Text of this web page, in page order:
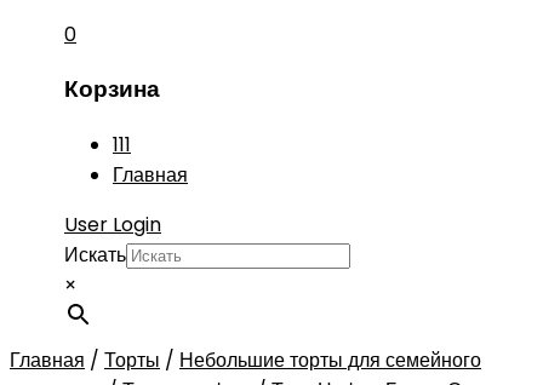
0
Корзина
111
Главная
User Login
Искать
×
Главная / Торты / Небольшие торты для семейного